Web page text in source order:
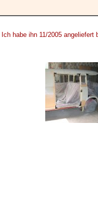
Ich habe ihn 11/2005